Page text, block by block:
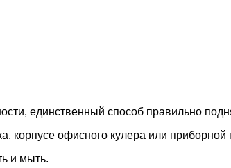
единственный способ правильно
корпусе офисного кулера или приборной
и мыть.